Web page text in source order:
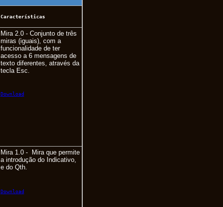
Características
Mira 2.0 - Conjunto de três
miras (iguais), com a
funcionalidade de ter
acesso a 6 mensagens de
texto diferentes, através da
tecla Esc.
Download
Mira 1.0 - Mira que permite
a introdução do Indicativo,
e do Qth.
Download